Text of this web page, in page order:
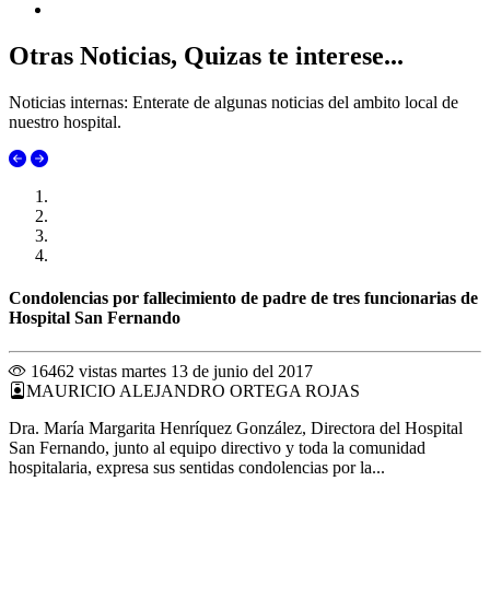
Otras Noticias, Quizas te interese...
Noticias internas: Enterate de algunas noticias del ambito local de
nuestro hospital.
Condolencias por fallecimiento de padre de tres funcionarias de
Hospital San Fernando
16462 vistas martes 13 de junio del 2017
MAURICIO ALEJANDRO ORTEGA ROJAS
Dra. María Margarita Henríquez González, Directora del Hospital
San Fernando, junto al equipo directivo y toda la comunidad
hospitalaria, expresa sus sentidas condolencias por la...